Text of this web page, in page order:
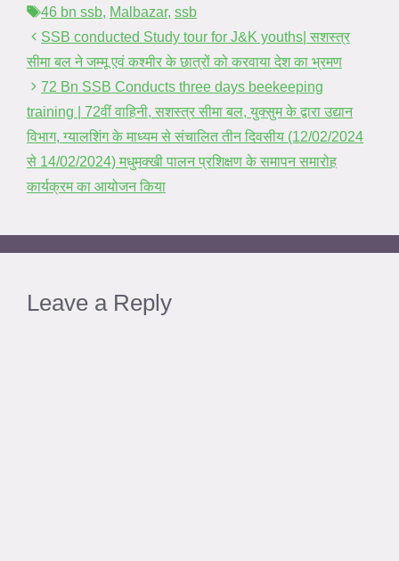
Tags
46 bn ssb, Malbazar, ssb
SSB conducted Study tour for J&K youths| सशस्त्र
सीमा बल ने जम्मू एवं कश्मीर के छात्रों को करवाया देश का भ्रमण
72 Bn SSB Conducts three days beekeeping
training | 72वीं वाहिनी, सशस्त्र सीमा बल, युक्सुम के द्वारा उद्यान
विभाग, ग्यालशिंग के माध्यम से संचालित तीन दिवसीय (12/02/2024
से 14/02/2024) मधुमक्खी पालन प्रशिक्षण के समापन समारोह
कार्यक्रम का आयोजन किया
Leave a Reply